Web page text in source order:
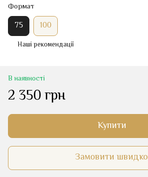
Формат
75 100
Наші рекомендації
В наявності
2 350 грн
Купити
Замовити швидко